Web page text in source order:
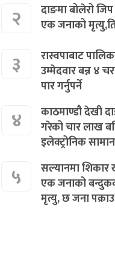
२
दाङमा बोलेरो जिप
एक जनाको
३
रास्वपाबाट
उम्मेदवार बन्न ४
पार गर्नुपर्ने
४
काठमाण्डौ देखी
गरेको चार लाख
इलेक्ट्रोनिक
५
सल्यानमा
एक जनाको
मृत्यु, छ जना पक्राउ